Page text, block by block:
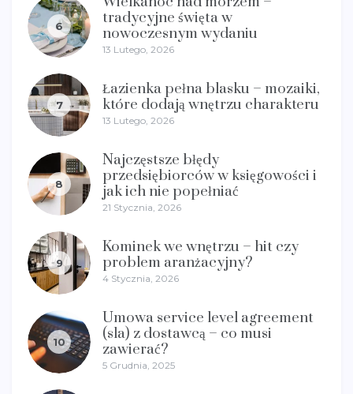
6
tradycyjne święta w
nowoczesnym wydaniu
13 Lutego, 2026
7
Łazienka pełna blasku – mozaiki,
które dodają wnętrzu charakteru
13 Lutego, 2026
8
Najczęstsze błędy
przedsiębiorców w księgowości i
jak ich nie popełniać
21 Stycznia, 2026
9
Kominek we wnętrzu – hit czy
problem aranżacyjny?
4 Stycznia, 2026
10
Umowa service level agreement
(sla) z dostawcą – co musi
zawierać?
5 Grudnia, 2025